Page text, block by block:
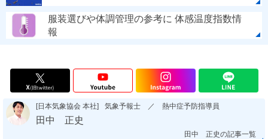
服装選びや体調管理の参考に 体感温度指数情
報
[日本気象協会 本社] 気象予報士 ／ 熱中症予防指導員
田中 正史
田中 正史の記事一覧